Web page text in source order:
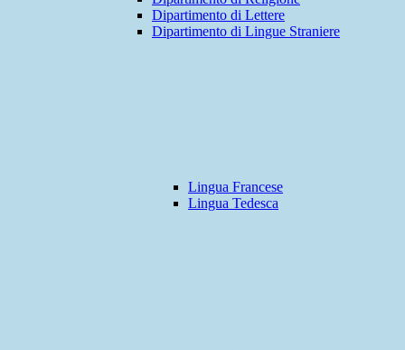
Dipartimento di Lettere
Dipartimento di Lingue Straniere
Lingua Francese
Lingua Tedesca